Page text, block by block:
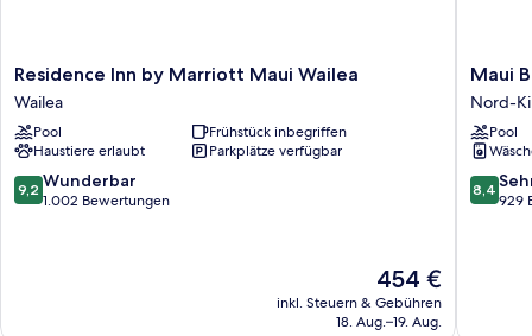
Residence
Inn
by
Marriott
Maui
Wailea
Wailea
Residence Inn by Marriott Maui Wailea
Wailea
Pool
Frühstück inbegriffen
Haustiere erlaubt
Parkplätze verfügbar
9.2
von
9,2 Wunderbar
1.002 Bewertungen
Der
Preis
beträgt
454 €
inkl. Steuern & Gebühren
18. Aug.–19. Aug.
Maui
Beach
Vacation
Club
Nord-
Kihei
Maui
Nord-
Pool
8.4
von
8,4
929